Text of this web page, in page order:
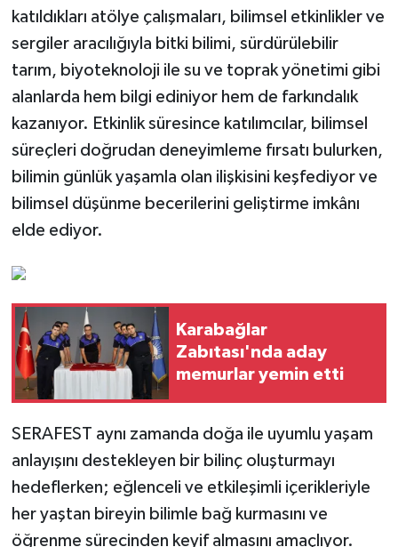
katıldıkları atölye çalışmaları, bilimsel etkinlikler ve
sergiler aracılığıyla bitki bilimi, sürdürülebilir
tarım, biyoteknoloji ile su ve toprak yönetimi gibi
alanlarda hem bilgi ediniyor hem de farkındalık
kazanıyor. Etkinlik süresince katılımcılar, bilimsel
süreçleri doğrudan deneyimleme fırsatı bulurken,
bilimin günlük yaşamla olan ilişkisini keşfediyor ve
bilimsel düşünme becerilerini geliştirme imkânı
elde ediyor.
Karabağlar
Zabıtası'nda aday
memurlar yemin etti
SERAFEST aynı zamanda doğa ile uyumlu yaşam
anlayışını destekleyen bir bilinç oluşturmayı
hedeflerken; eğlenceli ve etkileşimli içerikleriyle
her yaştan bireyin bilimle bağ kurmasını ve
öğrenme sürecinden keyif almasını amaçlıyor.